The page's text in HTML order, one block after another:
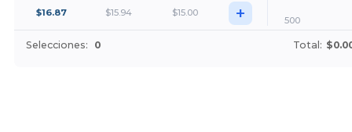
$16.87 $15.94 $15.00 + 500
Selecciones: 0 Total: